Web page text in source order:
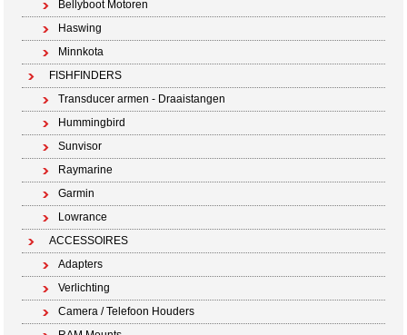
Bellyboot Motoren
Haswing
Minnkota
FISHFINDERS
Transducer armen - Draaistangen
Hummingbird
Sunvisor
Raymarine
Garmin
Lowrance
ACCESSOIRES
Adapters
Verlichting
Camera / Telefoon Houders